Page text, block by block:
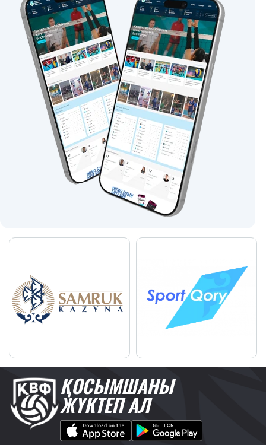
ҚОСЫМШАНЫ
ЖҮКТЕП АЛ